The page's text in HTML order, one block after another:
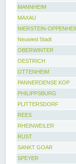
MANNHEIM
MAXAU
NIERSTEIN-
Neuwied Stadt
OBERWINTER
OESTRICH
OTTENHEIM
PANNERDENSE KOP
PHILIPPSBURG
PLITTERSDORF
REES
RHEINWEILER
RUST
SANKT GOAR
SPEYER